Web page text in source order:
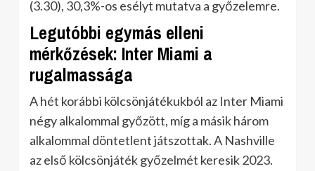
(3.30), 30,3%-os esélyt mutatva a győzelemre.
Legutóbbi egymás elleni
mérkőzések: Inter Miami a
rugalmassága
A hét korábbi kölcsönjátékukból az Inter Miami
négy alkalommal győzött, míg a másik három
alkalommal döntetlent játszottak. A Nashville
az első kölcsönjáték győzelmét keresik 2023.